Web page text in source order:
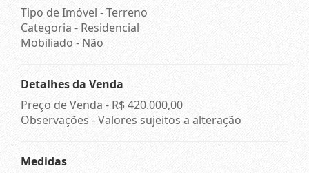
Tipo de Imóvel - Terreno
Categoria - Residencial
Mobiliado - Não
Detalhes da Venda
Preço de Venda - R$ 420.000,00
Observações - Valores sujeitos a alteração
Medidas